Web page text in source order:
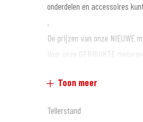
onderdelen en accessoires
.
De prijzen van onze
Voor onze GEBRUIKTE
.
en verkoop van alle merken is
Toon meer
Tellerstand